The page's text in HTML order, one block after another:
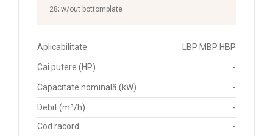
28; w/out bottomplate
Aplicabilitate LBP MBP HBP
Cai putere (HP) -
Capacitate nominală (kW) -
Debit (m³/h)
-
Cod racord
-